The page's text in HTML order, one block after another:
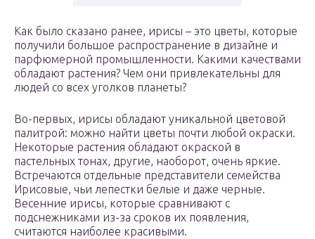
Как было сказано ранее, ирисы – это цветы, которые
получили большое распространение в дизайне и
парфюмерной промышленности. Какими качествами
обладают растения? Чем они привлекательны для
людей со всех уголков планеты?
Во-первых, ирисы обладают уникальной цветовой
палитрой: можно найти цветы почти любой окраски.
Некоторые растения обладают окраской в
пастельных тонах, другие, наоборот, очень яркие.
Встречаются отдельные представители семейства
Ирисовые, чьи лепестки белые и даже черные.
Весенние ирисы, которые сравнивают с
подснежниками из-за сроков их появления,
считаются наиболее красивыми.